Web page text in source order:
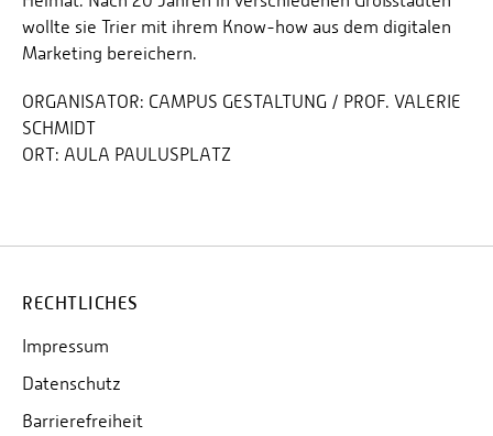
wollte sie Trier mit ihrem Know-how aus dem digitalen
Marketing bereichern.
ORGANISATOR: CAMPUS GESTALTUNG / PROF. VALERIE
SCHMIDT
ORT: AULA PAULUSPLATZ
RECHTLICHES
Impressum
Datenschutz
Barrierefreiheit